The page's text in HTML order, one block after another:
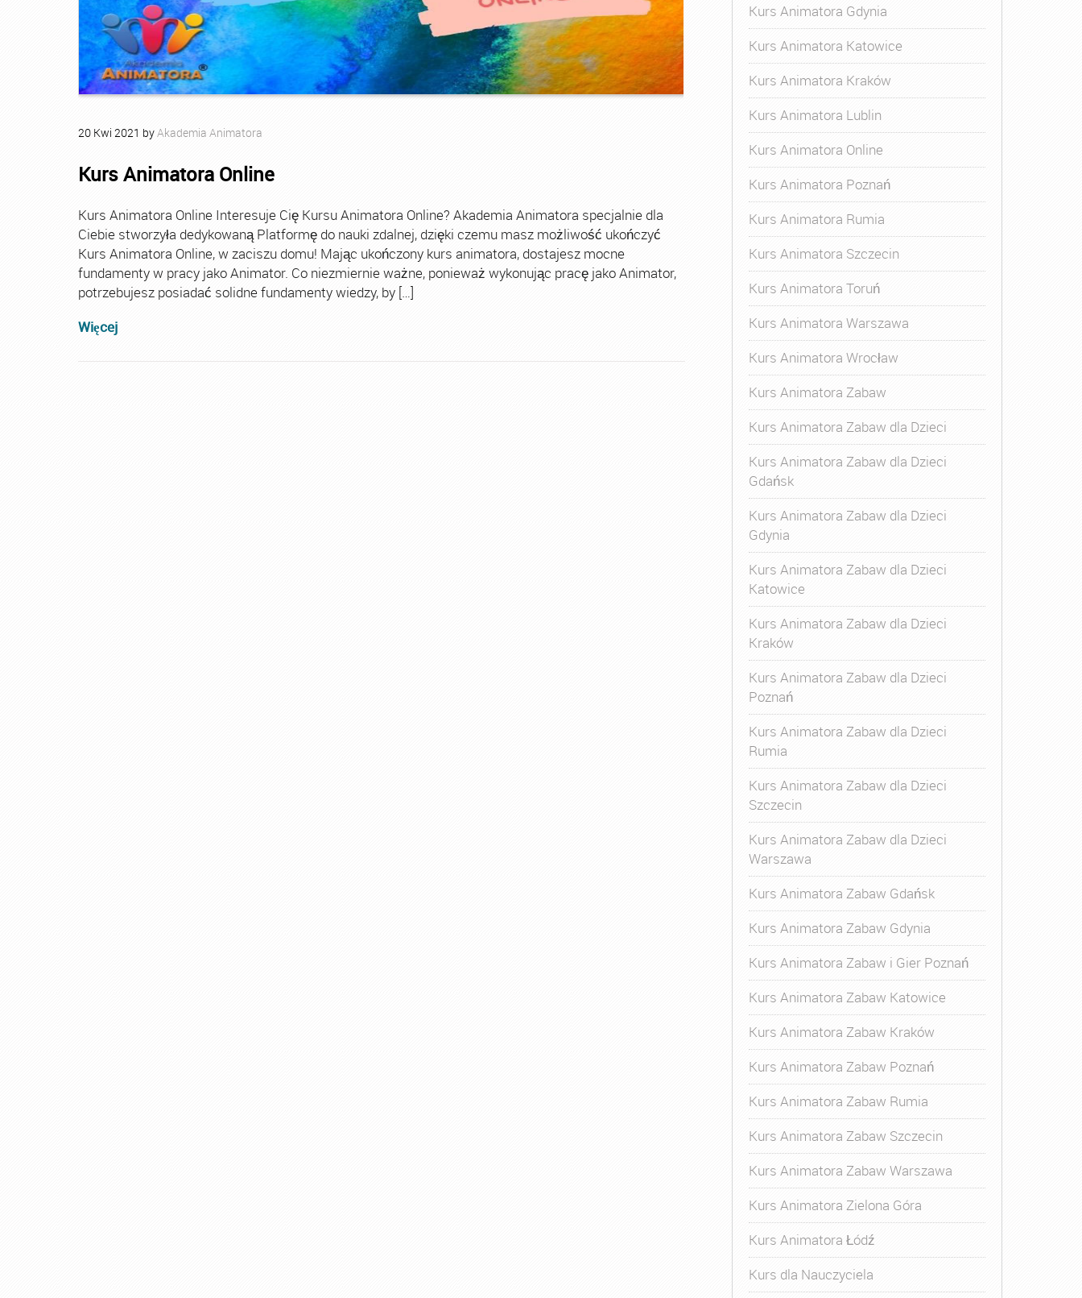
20 Kwi 2021 byAkademia Animatora
Kurs Animatora Online
Kurs Animatora Online Interesuje Cię Kursu Animatora Online? Akademia Animatora specjalnie dla
Ciebie stworzyła dedykowaną Platformę do nauki zdalnej, dzięki czemu masz możliwość ukończyć
Kurs Animatora Online, w zaciszu domu! Mając ukończony kurs animatora, dostajesz mocne
fundamenty w pracy jako Animator. Co niezmiernie ważne, ponieważ wykonując pracę jako Animator,
potrzebujesz posiadać solidne fundamenty wiedzy, by […]
Więcej
Kurs Animatora Gdynia
Kurs Animatora Katowice
Kurs Animatora Kraków
Kurs Animatora Lublin
Kurs Animatora Online
Kurs Animatora Poznań
Kurs Animatora Rumia
Kurs Animatora Szczecin
Kurs Animatora Toruń
Kurs Animatora Warszawa
Kurs Animatora Wrocław
Kurs Animatora Zabaw
Kurs Animatora Zabaw dla Dzieci
Kurs Animatora Zabaw dla Dzieci
Gdańsk
Kurs Animatora Zabaw dla Dzieci
Gdynia
Kurs Animatora Zabaw dla Dzieci
Katowice
Kurs Animatora Zabaw dla Dzieci
Kraków
Kurs Animatora Zabaw dla Dzieci
Poznań
Kurs Animatora Zabaw dla Dzieci
Rumia
Kurs Animatora Zabaw dla Dzieci
Szczecin
Kurs Animatora Zabaw dla Dzieci
Warszawa
Kurs Animatora Zabaw Gdańsk
Kurs Animatora Zabaw Gdynia
Kurs Animatora Zabaw i Gier Poznań
Kurs Animatora Zabaw Katowice
Kurs Animatora Zabaw Kraków
Kurs Animatora Zabaw Poznań
Kurs Animatora Zabaw Rumia
Kurs Animatora Zabaw Szczecin
Kurs Animatora Zabaw Warszawa
Kurs Animatora Zielona Góra
Kurs Animatora Łódź
Kurs dla Nauczyciela